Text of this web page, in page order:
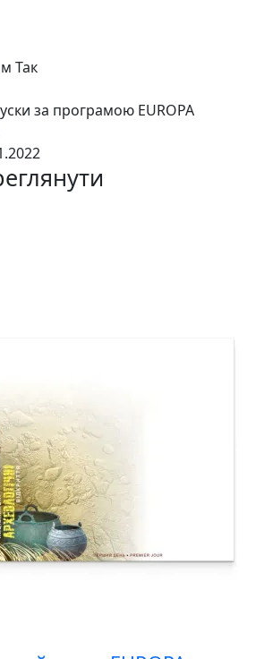
Так
за програмою EUROPA